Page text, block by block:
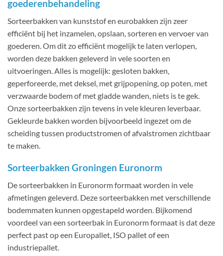
goederenbehandeling
Sorteerbakken van kunststof en eurobakken zijn zeer
efficiënt bij het inzamelen, opslaan, sorteren en vervoer van
goederen. Om dit zo efficiënt mogelijk te laten verlopen,
worden deze bakken geleverd in vele soorten en
uitvoeringen. Alles is mogelijk: gesloten bakken,
geperforeerde, met deksel, met grijpopening, op poten, met
verzwaarde bodem of met gladde wanden, niets is te gek.
Onze sorteerbakken zijn tevens in vele kleuren leverbaar.
Gekleurde bakken worden bijvoorbeeld ingezet om de
scheiding tussen productstromen of afvalstromen zichtbaar
te maken.
Sorteerbakken Groningen Euronorm
De sorteerbakken in Euronorm formaat worden in vele
afmetingen geleverd. Deze sorteerbakken met verschillende
bodemmaten kunnen opgestapeld worden. Bijkomend
voordeel van een sorteerbak in Euronorm formaat is dat deze
perfect past op een Europallet, ISO pallet of een
industriepallet.